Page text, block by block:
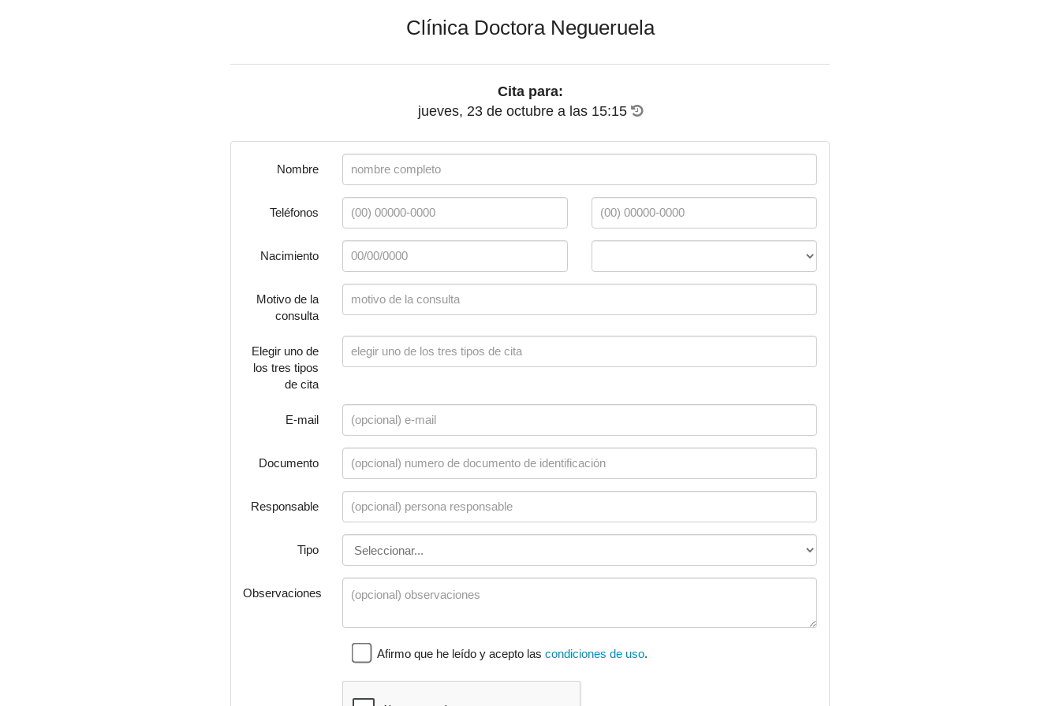
Clínica Doctora Negueruela
Cita para:
jueves, 23 de octubre a las 15:15
Nombre
Teléfonos
Nacimiento
Motivo de la
consulta
Elegir uno de
los tres tipos
de cita
E-mail
Documento
Responsable
Tipo
Observaciones
Afirmo que he leído y acepto lascondiciones de uso.